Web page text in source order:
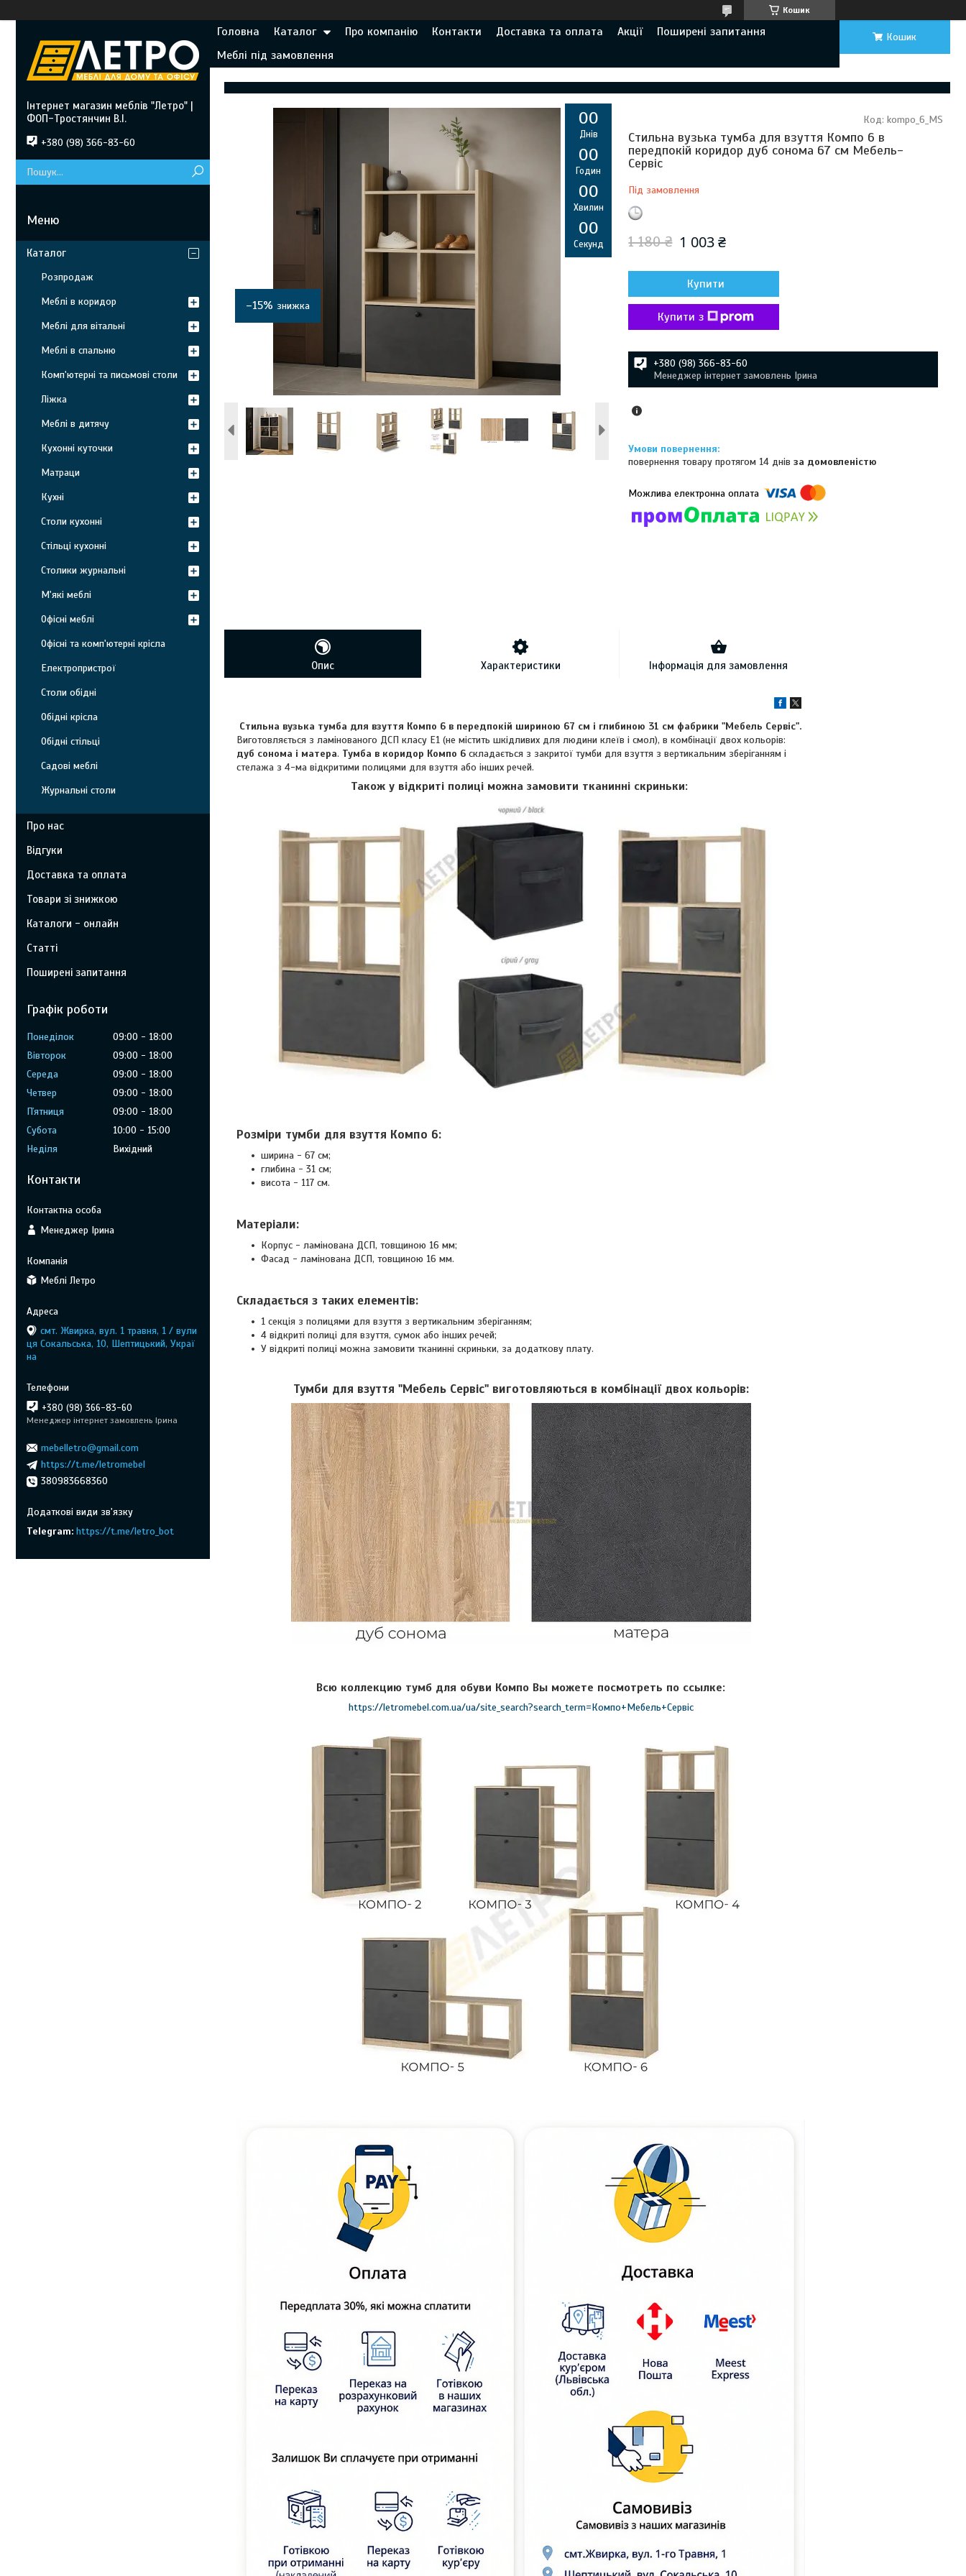
Кошик
Головна Каталог Про компанію Контакти Доставка та оплата Акції
Поширені запитання
Меблі під замовлення
Кошик
00
Днів
00
Годин
00
Хвилин
00
Секунд
–15%
Стильна вузька тумба для взуття Компо 6 в
передпокій коридор дуб сонома 67 см Мебель-
Сервіс
Під замовлення
Код: kompo_6_MS
1 180 ₴ 1 003 ₴
Купити
Купити з
+380 (98) 366-83-60
Менеджер інтернет замовлень Ірина
повернення товару протягом 14 днівза домовленістю
Опис Характеристики Інформація для замовлення
Стильна вузька тумба для взуття Компо 6 в передпокій шириною 67 см і глибиною 31 см фабрики "Мебель Сервіс".
Виготовляється з ламінованого ДСП класу Е1 (не містить шкідливих для людини клеїв і смол), в комбінації двох кольорів:
дуб сонома і матера. Тумба в коридор Компо 6 складається з закритої тумби для взуття з вертикальним зберіганням і
стелажа з 4-ма відкритими полицями для взуття або інших речей.
Також у відкриті полиці можна замовити тканинні скриньки:
Розміри тумби для взуття Компо 6:
ширина - 67 см;
глибина - 31 см;
висота - 117 см.
Матеріали:
Корпус - ламінована ДСП, товщиною 16 мм;
Фасад - ламінована ДСП, товщиною 16 мм.
Складається з таких елементів:
1 секція з полицями для взуття з вертикальним зберіганням;
4 відкриті полиці для взуття, сумок або інших речей;
У відкриті полиці можна замовити тканинні скриньки, за додаткову плату.
Тумби для взуття "Мебель Сервіс" виготовляються в комбінації двох кольорів:
Всю коллекцию тумб для обуви Компо Вы можете посмотреть по ссылке:
https://letromebel.com.ua/ua/site_search?search_term=Компо+Мебель+Сервіс
Інтернет магазин меблів "Летро" |
ФОП-Тростянчин В.І.
+380 (98) 366-83-60
Каталог
Розпродаж
Меблі в коридор
Меблі для вітальні
Меблі в спальню
Комп'ютерні та письмові столи
Ліжка
Меблі в дитячу
Кухонні куточки
Матраци
Кухні
Столи кухонні
Стільці кухонні
Столики журнальні
М'які меблі
Офісні меблі
Офісні та комп'ютерні крісла
Електропристрої
Столи обідні
Обідні крісла
Обідні стільці
Садові меблі
Журнальні столи
Про нас
Відгуки
Доставка та оплата
Товари зі знижкою
Каталоги - онлайн
Статті
Поширені запитання
Графік роботи
Понеділок 09:00
18:00
Вівторок
09:00
18:00
Середа
09:00
18:00
Четвер
09:00
18:00
Пʼятниця
09:00
18:00
Субота
10:00
15:00
Неділя
Вихідний
Контакти
Менеджер Ірина
Меблі Летро
смт. Жвирка, вул. 1 травня, 1 / вули
ця Сокальська, 10, Шептицький, Украї
на
+380 (98) 366-83-60
Менеджер інтернет замовлень Ірина
mebelletro@gmail.com
https://t.me/letromebel
380983668360
Telegram https://t.me/letro_bot